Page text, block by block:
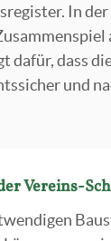
In
dafür, dass
und
Vereins-